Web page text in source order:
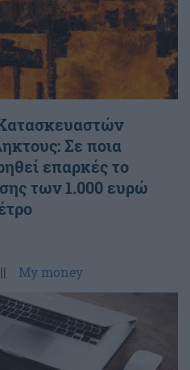
Σε ποια
επαρκές το
των 1.000 ευρώ
|| My money